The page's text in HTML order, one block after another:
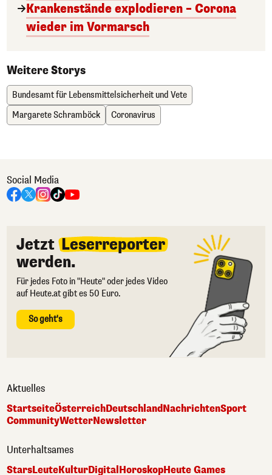
Krankenstände explodieren – Corona
wieder im Vormarsch
Weitere Storys
Bundesamt für Lebensmittelsicherheit und Vete
Margarete Schramböck
Coronavirus
Social Media
Jetzt Leserreporter
werden.
Für jedes Foto in "Heute" oder jedes Video
auf Heute.at gibt es 50 Euro.
So geht's
Aktuelles
StartseiteÖsterreichDeutschlandNachrichtenSport
CommunityWetterNewsletter
Unterhaltsames
StarsLeuteKulturDigital HoroskopHeute Games